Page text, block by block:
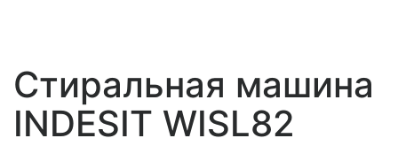
Стиральная машина
INDESIT WISL82